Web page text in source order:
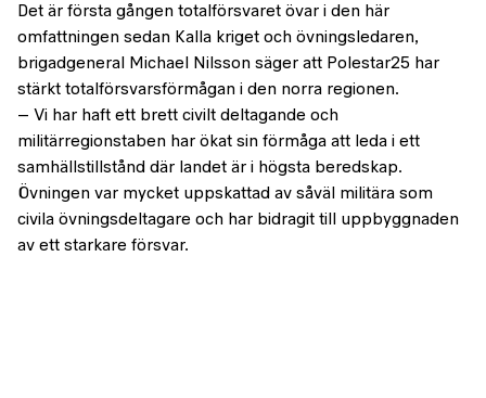
Det är första gången totalförsvaret övar i den här
omfattningen sedan Kalla kriget och övningsledaren,
brigadgeneral Michael Nilsson säger att Polestar25 har
stärkt totalförsvarsförmågan i den norra regionen.
– Vi har haft ett brett civilt deltagande och
militärregionstaben har ökat sin förmåga att leda i ett
samhällstillstånd där landet är i högsta beredskap.
Övningen var mycket uppskattad av såväl militära som
civila övningsdeltagare och har bidragit till uppbyggnaden
av ett starkare försvar.